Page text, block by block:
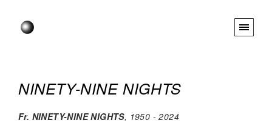
NINETY-NINE NIGHTS
Fr. NINETY-NINE NIGHTS, 1950 - 2024